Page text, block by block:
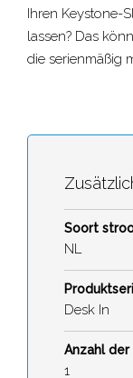
Ihren Keystone-
lassen? Das
die serienmäßig
Soort
NL
Desk In
Anzahl
1